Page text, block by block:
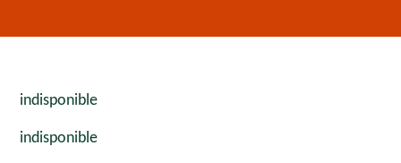
indisponible
indisponible